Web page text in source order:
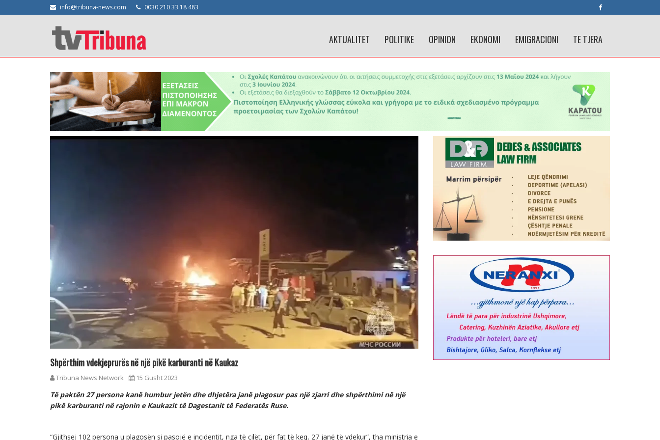
info@tribuna-news.com 0030 210 33 18 483
AKTUALITET POLITIKE OPINION EKONOMI EMIGRACIONI TE TJERA
Shpërthim vdekjeprurës në një pikë karburanti në Kaukaz
Tribuna News Network 15 Gusht 2023
Të paktën 27 persona kanë humbur jetën dhe dhjetëra janë plagosur pas një zjarri dhe shpërthimi në një
pikë karburanti në rajonin e Kaukazit të Dagestanit të Federatës Ruse.
“Gjithsej 102 persona u plagosën si pasojë e incidentit, nga të cilët, për fat të keq, 27 janë të vdekur”, tha ministria e